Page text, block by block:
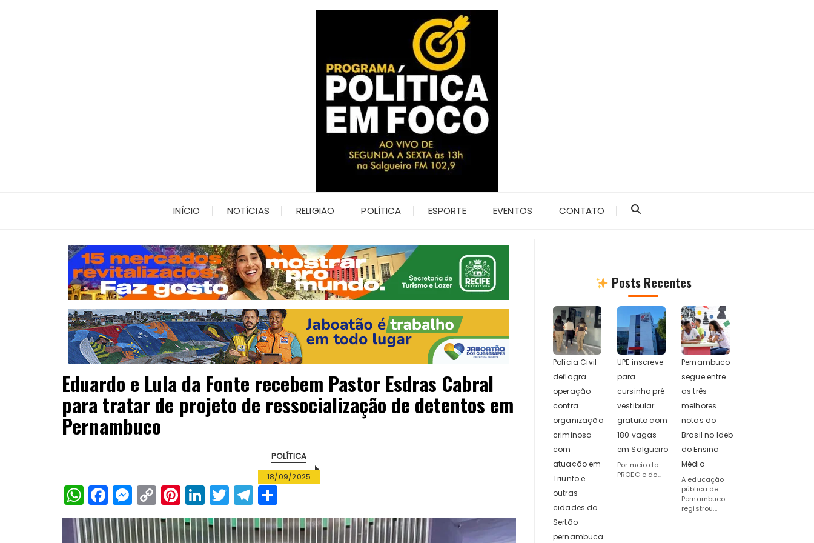
INÍCIO NOTÍCIAS RELIGIÃO POLÍTICA ESPORTE EVENTOS CONTATO
Eduardo e Lula da Fonte recebem Pastor Esdras Cabral
para tratar de projeto de ressocialização de detentos em
Pernambuco
POLÍTICA
18/09/2025
W
h
a
F
a
c
M
e
s
C
o
p
Pi
n
te
Li
n
k
T
w
it
T
el
e
h
a
Posts Recentes
Polícia Civil
deflagra
operação
contra
organização
criminosa
com
atuação em
Triunfo e
outras
cidades do
Sertão
pernambuca
UPE inscreve
para
cursinho pré-
vestibular
gratuito com
180 vagas
em Salgueiro
Por meio do
PROEC e do...
Pernambuco
segue entre
as três
melhores
notas do
Brasil no Ideb
do Ensino
Médio
A educação
pública de
Pernambuco
registrou...